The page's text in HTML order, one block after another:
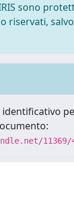
sono
riservati,
11369/